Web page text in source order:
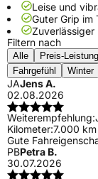
Leise und
Guter Grip im
Zuverlässiger
Filtern nach
Alle Preis-Leistung
Fahrgefühl
Winter
JAJens A.
02.08.2026
Weiterempfehlung:
Kilometer:7.000 km
Gute
PBPetra B.
30.07.2026